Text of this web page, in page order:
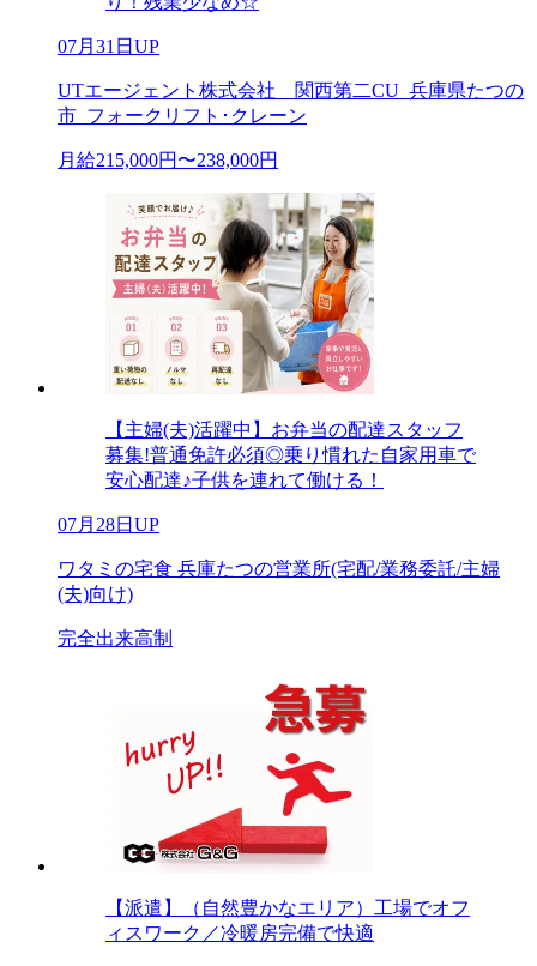
07月31日UP
UTエージェント株式会社 関西第二CU_兵庫県たつの
市_フォークリフト･クレーン
月給215,000円〜238,000円
【主婦(夫)活躍中】お弁当の配達スタッフ
募集!普通免許必須◎乗り慣れた自家用車で
安心配達♪子供を連れて働ける！
07月28日UP
ワタミの宅食 兵庫たつの営業所(宅配/業務委託/主婦
(夫)向け)
完全出来高制
【派遣】（自然豊かなエリア）工場でオフ
ィスワーク／冷暖房完備で快適